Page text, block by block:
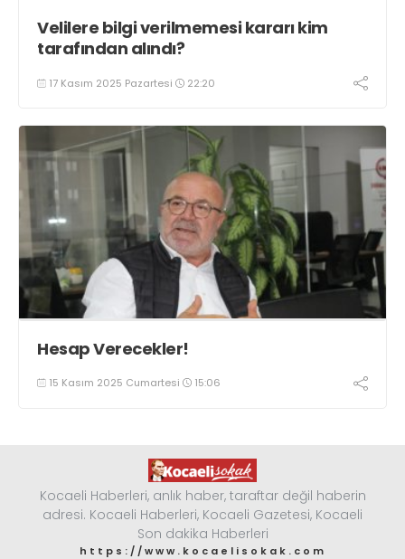
Velilere bilgi verilmemesi kararı kim
tarafından alındı?
17 Kasım 2025 Pazartesi 22:20
Hesap Verecekler!
15 Kasım 2025 Cumartesi 15:06
Kocaeli Haberleri, anlık haber, taraftar değil haberin
adresi. Kocaeli Haberleri, Kocaeli Gazetesi, Kocaeli
Son dakika Haberleri
https://www.kocaelisokak.com